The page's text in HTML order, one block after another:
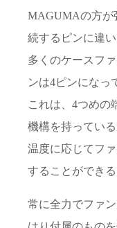
MAGUMAの方が
続するピンに違い
多くのケースフ
ンは4ピンになっ
これは、4つめの
機構を持っている
温度に応じてフ
することができる
常に全力でファ